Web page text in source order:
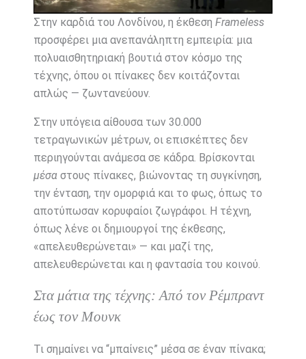
Στην καρδιά του Λονδίνου, η έκθεση Frameless
προσφέρει μια ανεπανάληπτη εμπειρία: μια
πολυαισθητηριακή βουτιά στον κόσμο της
τέχνης, όπου οι πίνακες δεν κοιτάζονται
απλώς — ζωντανεύουν.
Στην υπόγεια αίθουσα των 30.000
τετραγωνικών μέτρων, οι επισκέπτες δεν
περιηγούνται ανάμεσα σε κάδρα. Βρίσκονται
μέσαστους πίνακες, βιώνοντας τη συγκίνηση,
την ένταση, την ομορφιά και το φως, όπως το
αποτύπωσαν κορυφαίοι ζωγράφοι. Η τέχνη,
όπως λένε οι δημιουργοί της έκθεσης,
«απελευθερώνεται» — και μαζί της,
απελευθερώνεται και η φαντασία του κοινού.
Στα μάτια της τέχνης: Από τον Ρέμπραντ
έως τον Μουνκ
Τι σημαίνει να “μπαίνεις” μέσα σε έναν πίνακα;